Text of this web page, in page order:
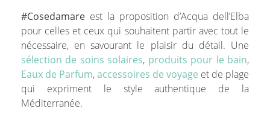
#Cosedamareest la proposition d’Acqua dell’Elba
pour celles et ceux qui souhaitent partir avec tout le
nécessaire, en savourant le plaisir du détail. Une
sélection de soins solaires, produits pour le bain,
Eaux de Parfum,accessoires de voyage et de plage
qui expriment le style authentique de la
Méditerranée.